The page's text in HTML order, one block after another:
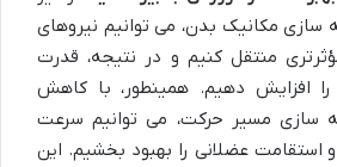
سازی مکانیک بدن، می توانیم نیروهای
منتقل کنیم و در نتیجه، قدرت
افزایش دهیم. همینطور، با کاهش
سازی مسیر حرکت، می توانیم سرعت
و استقامت عضلانی را بهبود بخشیم. این